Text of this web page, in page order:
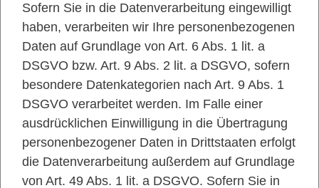
Sofern Sie in die Datenverarbeitung eingewilligt
haben, verarbeiten wir Ihre personenbezogenen
Daten auf Grundlage von Art. 6 Abs. 1 lit. a
DSGVO bzw. Art. 9 Abs. 2 lit. a DSGVO, sofern
besondere Datenkategorien nach Art. 9 Abs. 1
DSGVO verarbeitet werden. Im Falle einer
ausdrücklichen Einwilligung in die Übertragung
personenbezogener Daten in Drittstaaten erfolgt
die Datenverarbeitung außerdem auf Grundlage
von Art. 49 Abs. 1 lit. a DSGVO. Sofern Sie in